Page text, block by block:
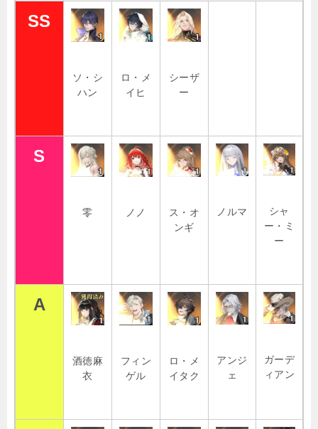
SS
ソ・シ
ハン
ロ・メ
イヒ
シーザ
ー
S
零 ノノ
ス・オ
ンギ
ノルマ
シャ
ー・ミ
ー
A
酒徳麻
衣
フィン
ゲル
ロ・メ
イタク
アンジ
ェ
ガーデ
ィアン